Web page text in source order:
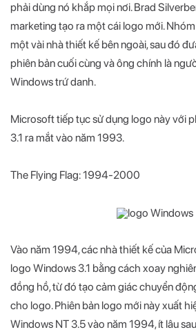
phải dùng nó khắp mọi nơi. Brad
marketing tạo ra một cái logo mới.
một vài nhà thiết kế bên ngoài, sau đó
phiên bản cuối cùng và ông chính là
Windows trứ danh.
Microsoft tiếp tục sử dụng logo này với
3.1 ra mắt vào năm 1993.
The Flying Flag: 1994-2000
Vào năm 1994, các nhà thiết kế của
logo Windows 3.1 bằng cách xoay
đồng hồ, từ đó tạo cảm giác chuyển
cho logo. Phiên bản logo mới này xuất
Windows NT 3.5 vào năm 1994, ít lâu